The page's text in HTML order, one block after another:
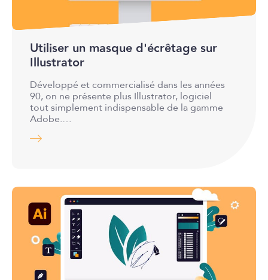
Utiliser un masque d'écrêtage sur
Illustrator
Développé et commercialisé dans les années
90, on ne présente plus Illustrator, logiciel
tout simplement indispensable de la gamme
Adobe.…